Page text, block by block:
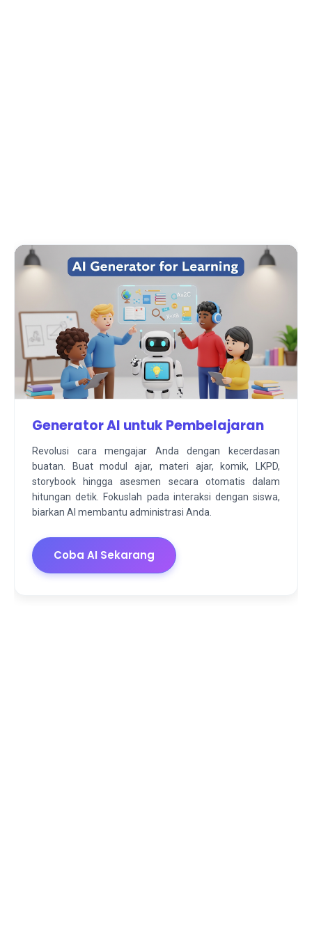
Generator AI untuk Pembelajaran
Revolusi cara mengajar Anda dengan kecerdasan
buatan. Buat modul ajar, materi ajar, komik, LKPD,
storybook hingga asesmen secara otomatis dalam
hitungan detik. Fokuslah pada interaksi dengan siswa,
biarkan AI membantu administrasi Anda.
Coba AI Sekarang